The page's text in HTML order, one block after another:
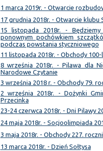
1 marca 2019r. - Otwarcie
17 grudnia 2018r. - Otwarcie klubu
15 listopada 2018r. -
ponownym pochówkiem
podczas powstania styczniowego
11 listopada 2018r. - Obchody
8 września 2018r. - Pilawa dla
Narodowe Czytanie
3 września 2018 r. - Obchody 79.
2 września 2018r. - Dożynki
Przecinka
23-24 czerwca 2018r. - Dni Pilawy
24 maja 2018r. - Socjoolimpiada
3 maja 2018r. - Obchody 227.
13 marca 2018r. - Dzień Sołtysa